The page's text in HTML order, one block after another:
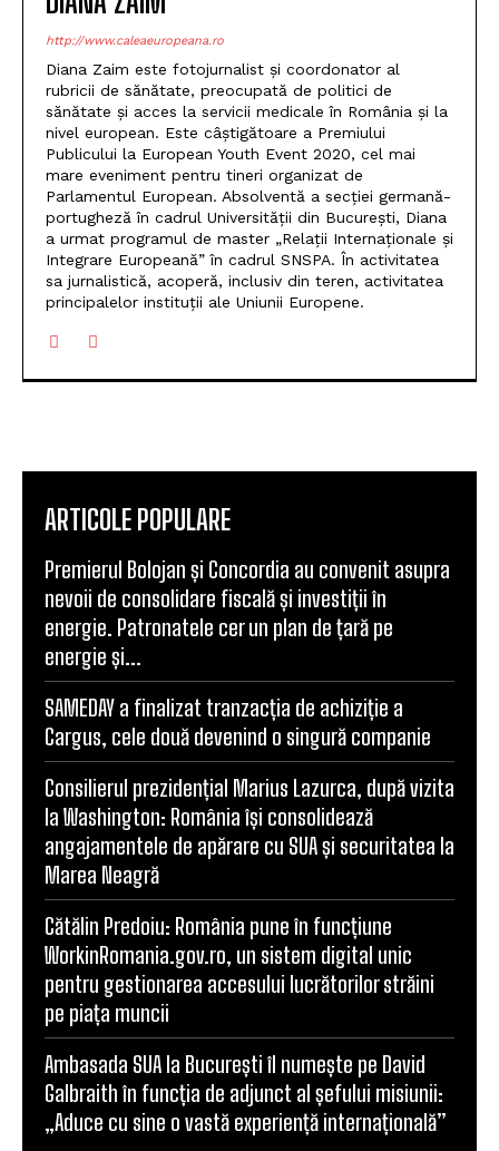
http://www.caleaeuropeana.ro
Diana Zaim este fotojurnalist și coordonator al
rubricii de sănătate, preocupată de politici de
sănătate și acces la servicii medicale în România și la
nivel european. Este câștigătoare a Premiului
Publicului la European Youth Event 2020, cel mai
mare eveniment pentru tineri organizat de
Parlamentul European. Absolventă a secției germană-
portugheză în cadrul Universității din București, Diana
a urmat programul de master „Relații Internaționale și
Integrare Europeană” în cadrul SNSPA. În activitatea
sa jurnalistică, acoperă, inclusiv din teren, activitatea
principalelor instituții ale Uniunii Europene.
ARTICOLE POPULARE
Premierul Bolojan și Concordia au convenit asupra
nevoii de consolidare fiscală și investiții în
energie. Patronatele cer un plan de țară pe
energie și...
SAMEDAY a finalizat tranzacția de achiziție a
Cargus, cele două devenind o singură companie
Consilierul prezidențial Marius Lazurca, după vizita
la Washington: România își consolidează
angajamentele de apărare cu SUA și securitatea la
Marea Neagră
Cătălin Predoiu: România pune în funcțiune
WorkinRomania.gov.ro, un sistem digital unic
pentru gestionarea accesului lucrătorilor străini
pe piața muncii
Ambasada SUA la București îl numește pe David
Galbraith în funcția de adjunct al șefului misiunii:
„Aduce cu sine o vastă experiență internațională”